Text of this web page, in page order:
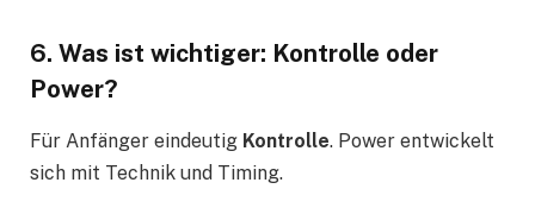
6. Was ist wichtiger: Kontrolle oder
Power?
Für Anfänger eindeutig Kontrolle. Power entwickelt
sich mit Technik und Timing.